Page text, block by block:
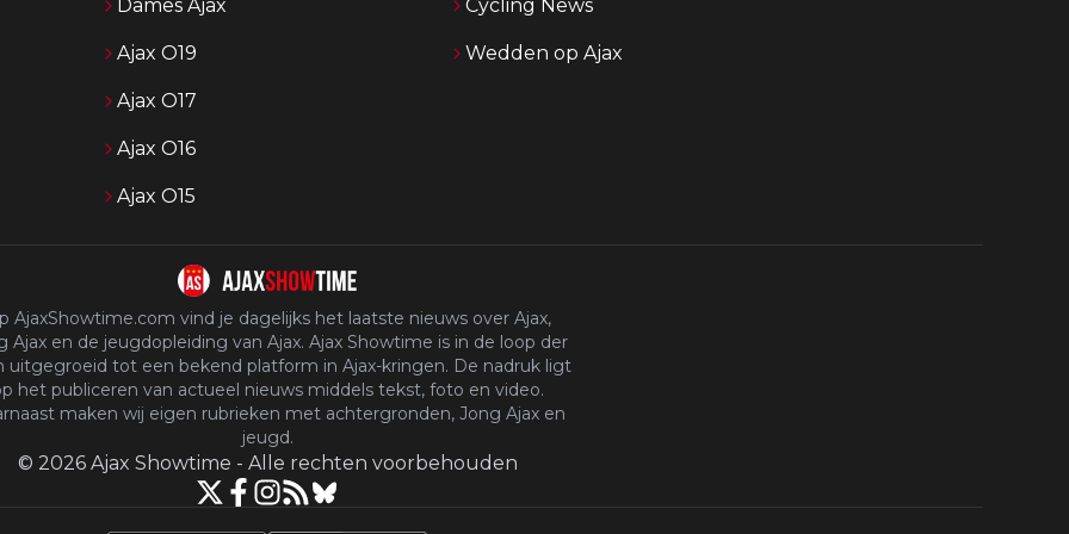
Dames Ajax
Ajax O19
Ajax O17
Ajax O16
Ajax O15
Cycling News
Wedden op Ajax
AjaxShowtime.com vind je dagelijks het laatste nieuws over Ajax,
Ajax en de jeugdopleiding van Ajax. Ajax Showtime is in de loop der
uitgegroeid tot een bekend platform in Ajax-kringen. De nadruk ligt
het publiceren van actueel nieuws middels tekst, foto en video.
maken wij eigen rubrieken met achtergronden, Jong Ajax en
jeugd.
© 2026 Ajax Showtime - Alle rechten voorbehouden